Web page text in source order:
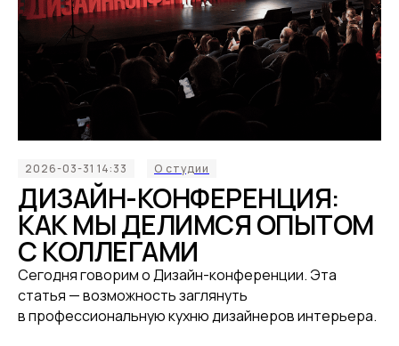
2026-03-31 14:33 О студии
ДИЗАЙН-КОНФЕРЕНЦИЯ:
КАК МЫ ДЕЛИМСЯ ОПЫТОМ
С КОЛЛЕГАМИ
Сегодня говорим о Дизайн-конференции. Эта
статья — возможность заглянуть
в профессиональную кухню дизайнеров интерьера.